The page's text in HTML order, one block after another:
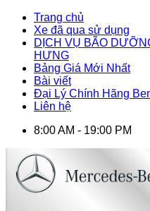
Trang chủ
Xe đã qua sử dụng
DỊCH VỤ BÃO
HƯNG
Bảng Giá Mới Nhất
Bài viết
Đại Lý Chính Hãng
Liên hệ
8:00 AM - 19:00 PM